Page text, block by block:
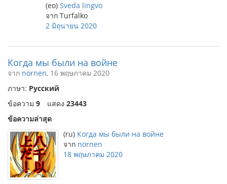
(eo) Sveda lingvo
จาก Turfalko
2 มิถุนายน 2020
Когда мы были на войне
จาก nornen, 16 พฤษภาคม 2020
ภาษา: Русский
ข้อความ 9 แสดง 23443
ข้อความล่าสุด
(ru) Когда мы были на войне
จาก nornen
18 พฤษภาคม 2020